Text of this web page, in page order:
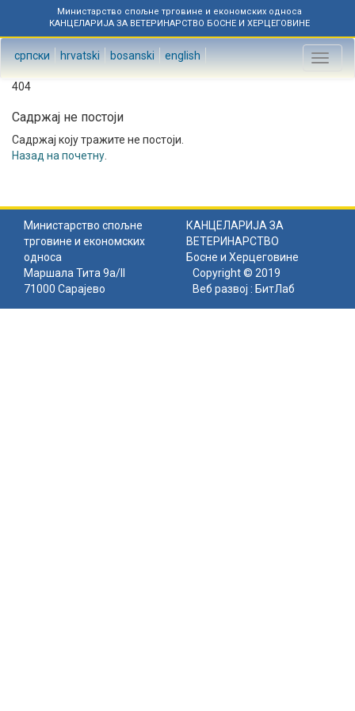
Министарство спољне трговине и економских односа
КАНЦЕЛАРИЈА ЗА ВЕТЕРИНАРСТВО БОСНЕ И ХЕРЦЕГОВИНЕ
српски hrvatski bosanski english
Toggle
404
Садржај не постоји
Садржај коју тражите не постоји.
Назад на почетну
Министарство спољне
трговине и економских
односа
КАНЦЕЛАРИЈА ЗА
ВЕТЕРИНАРСТВО
Босне и Херцеговине
Маршала Тита 9а/II
71000 Сарајево
Copyright © 2019
Веб развој : БитЛаб